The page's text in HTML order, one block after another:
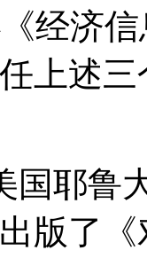
经济
上述
国耶鲁
版了